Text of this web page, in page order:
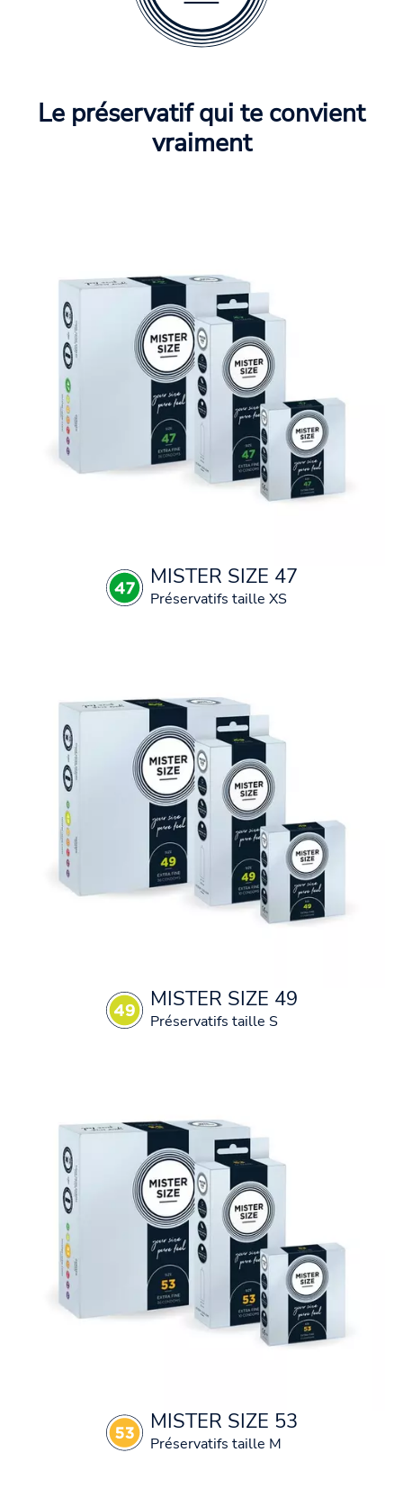
Le préservatif qui te convient
vraiment
MISTER SIZE 47
Préservatifs taille XS
MISTER SIZE 49
Préservatifs taille S
MISTER SIZE 53
Préservatifs taille M